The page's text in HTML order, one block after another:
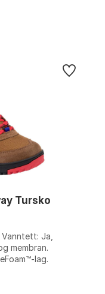
Tursko
Ja,
membran.
lag.